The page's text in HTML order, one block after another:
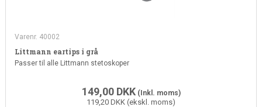
Varenr. 40002
Littmann eartips i grå
Passer til alle Littmann stetoskoper
149,00 DKK(Inkl. moms)
119,20 DKK (ekskl. moms)